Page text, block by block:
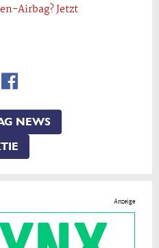
Airbag? Jetzt
NEWS
Anzeige